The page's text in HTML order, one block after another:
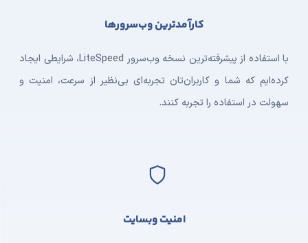
امنیت وبسایت
کارآمدترین وب‌سرورها
با استفاده از پیشرفته‌ترین نسخه وب‌سرور LiteSpeed، شرایطی ایجاد
کرده‌ایم که شما و کاربران‌تان تجربه‌ای بی‌نظیر از سرعت، امنیت و
سهولت در استفاده را تجربه کنند.